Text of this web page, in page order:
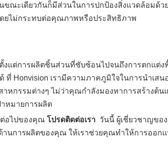
ขณะเดียวกันก็มีส่วนในการปกป้องสิ่งแวดล้อมด้ว
ดยไม่กระทบต่อคุณภาพหรือประสิทธิภาพ
แต่การผลิตชิ้นส่วนที่ซับซ้อนไปจนถึงการตกแต่ง
Honvision เรามีความภาคภูมิใจในการนำเสน
หกรรมต่างๆ ไม่ว่าคุณกำลังมองหาการสร้างต้น
หมายการผลิต
ต่อไปของคุณ โปรดติดต่อเรา วันนี้ ผู้เชี่ยวชาญของ
ด้านการผลิตของคุณ ให้เราช่วยคุณทำให้การออ